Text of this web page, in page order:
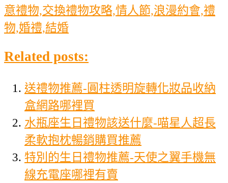
意禮物,交換禮物攻略,情人節,浪漫約會,禮
物,婚禮,結婚
Related posts:
送禮物推薦-圓柱透明旋轉化妝品收納
盒網路哪裡買
水瓶座生日禮物該送什麼-喵星人超長
柔軟抱枕暢銷購買推薦
特別的生日禮物推薦-天使之翼手機無
線充電座哪裡有賣